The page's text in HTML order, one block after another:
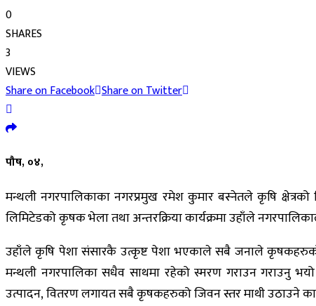
0
SHARES
3
VIEWS
Share on Facebook Share on Twitter
पौष, ०४,
मन्थली नगरपालिकाका नगरप्रमुख रमेश कुमार बस्नेतले कृषि
लिमिटेडको कृषक भेला तथा अन्तरक्रिया कार्यक्रमा उहाँले
उहाँले कृषि पेशा संसारकै उत्कृष्ट पेशा भएकाले सबै जनाले कृषकहरुको
मन्थली नगरपालिका सधैव साथमा रहेको स्मरण गराउन गराउनु
उत्पादन, वितरण लगायत सबै कृषकहरुको जिवन स्तर माथी उठाउने